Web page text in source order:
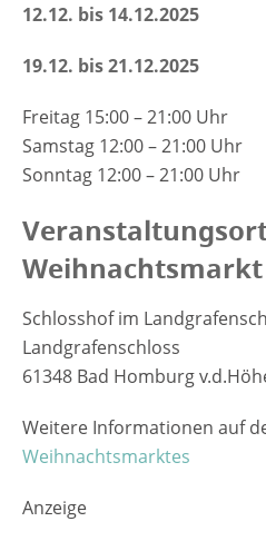
12.12. bis 14.12.2025
19.12. bis 21.12.2025
Freitag 15:00 – 21:00 Uhr
Samstag 12:00 – 21:00 Uhr
Sonntag 12:00 – 21:00 Uhr
Weihnachtsmarkt
Schlosshof im
Landgrafenschloss
61348 Bad Homburg
Weitere Informationen auf
Weihnachtsmarktes
Anzeige